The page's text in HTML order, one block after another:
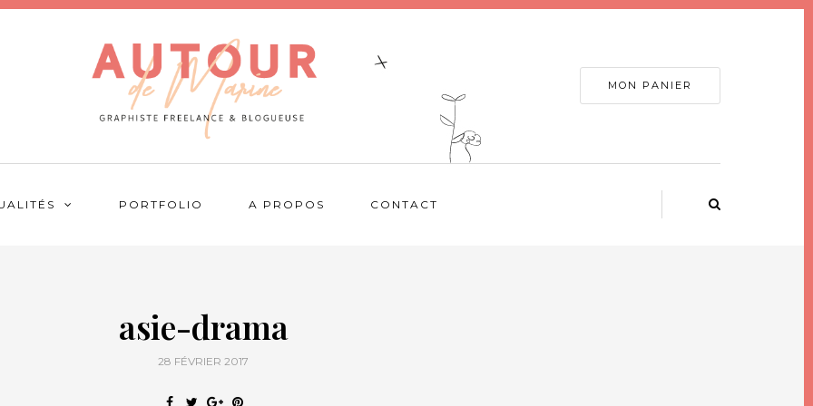
MON PANIER
PORTFOLIO A PROPOS CONTACT
asie-drama
28 FÉVRIER 2017